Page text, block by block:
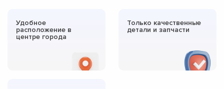
Удобное
расположение в
центре города
Только качественные
детали и запчасти